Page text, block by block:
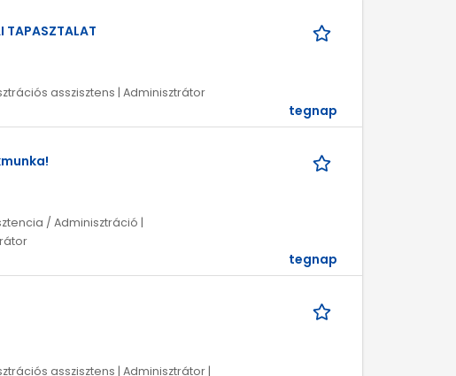
TAPASZTALAT
asszisztens | Adminisztrátor
tegnap
/ Adminisztráció |
tegnap
asszisztens | Adminisztrátor |